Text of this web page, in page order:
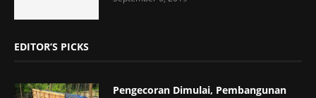
EDITOR’S PICKS
Pengecoran Dimulai, Pembangunan